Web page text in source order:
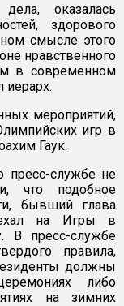
оказалась
здорового
смысле этого
нравственного
в современном
иерарх.
мероприятий,
игр в
Гаук.
пресс-службе не
что подобное
бывший глава
на Игры в
В пресс-службе
правила,
должны
либо
на зимних